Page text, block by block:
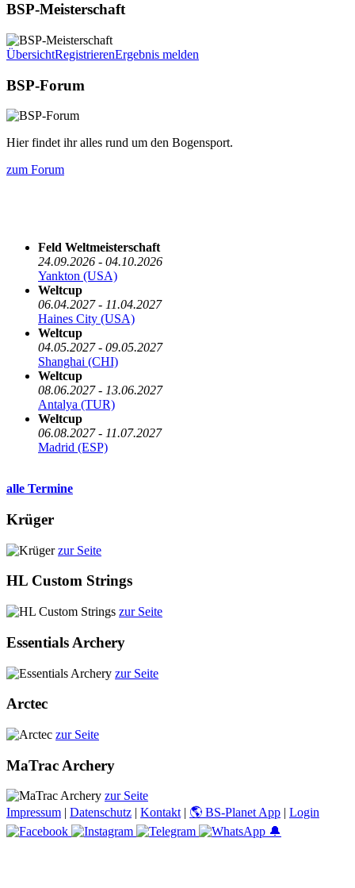
BSP-Meisterschaft
ÜbersichtRegistrierenErgebnis melden
BSP-Forum
Hier findet ihr alles rund um den Bogensport.
zum Forum
Feld Weltmeisterschaft
24.09.2026 - 04.10.2026
Yankton (USA)
Weltcup
06.04.2027 - 11.04.2027
Haines City (USA)
Weltcup
04.05.2027 - 09.05.2027
Shanghai (CHI)
Weltcup
08.06.2027 - 13.06.2027
Antalya (TUR)
Weltcup
06.08.2027 - 11.07.2027
Madrid (ESP)
alle Termine
Krüger
zur Seite
HL Custom Strings
zur Seite
Essentials Archery
zur Seite
Arctec
zur Seite
MaTrac Archery
zur Seite
Impressum | Datenschutz | Kontakt | 🌎 BS-Planet App | Login
🔔